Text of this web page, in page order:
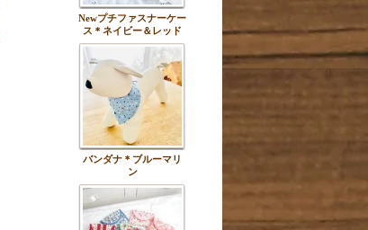
Newプチファスナーケー
ス＊ネイビー＆レッド
バンダナ＊ブルーマリ
ン